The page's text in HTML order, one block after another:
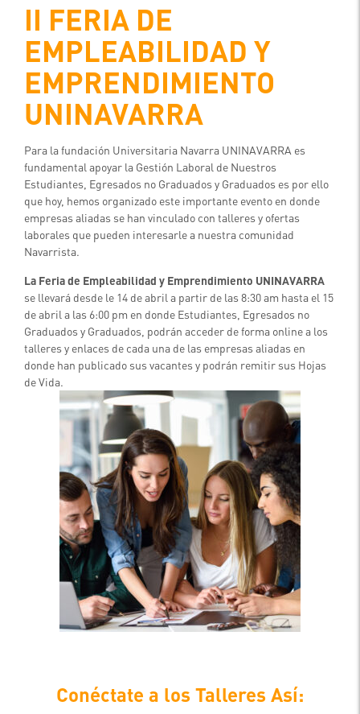
II FERIA DE
EMPLEABILIDAD Y
EMPRENDIMIENTO
UNINAVARRA
Para la fundación Universitaria Navarra UNINAVARRA es
fundamental apoyar la Gestión Laboral de Nuestros
Estudiantes, Egresados no Graduados y Graduados es por ello
que hoy, hemos organizado este importante evento en donde
empresas aliadas se han vinculado con talleres y ofertas
laborales que pueden interesarle a nuestra comunidad
Navarrista.
La Feria de Empleabilidad y Emprendimiento UNINAVARRA
se llevará desde le 14 de abril a partir de las 8:30 am hasta el 15
de abril a las 6:00 pm en donde Estudiantes, Egresados no
Graduados y Graduados, podrán acceder de forma online a los
talleres y enlaces de cada una de las empresas aliadas en
donde han publicado sus vacantes y podrán remitir sus Hojas
de Vida.
Conéctate a los Talleres Así: